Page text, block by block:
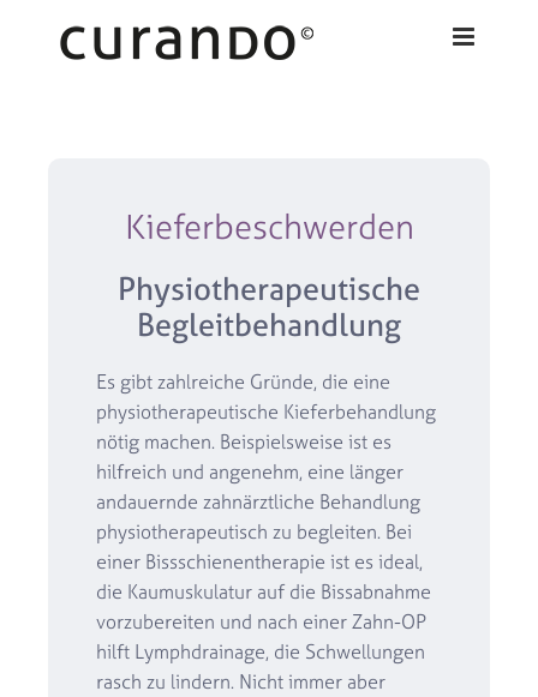
Inhalt
Kieferbeschwerden
Physiotherapeutische
Begleitbehandlung
Es gibt zahlreiche Gründe, die eine
physiotherapeutische Kieferbehandlung
nötig machen. Beispielsweise ist es
hilfreich und angenehm, eine länger
andauernde zahnärztliche Behandlung
physiotherapeutisch zu begleiten. Bei
einer Bissschienentherapie ist es ideal,
die Kaumuskulatur auf die Bissabnahme
vorzubereiten und nach einer Zahn-OP
hilft Lymphdrainage, die Schwellungen
rasch zu lindern. Nicht immer aber